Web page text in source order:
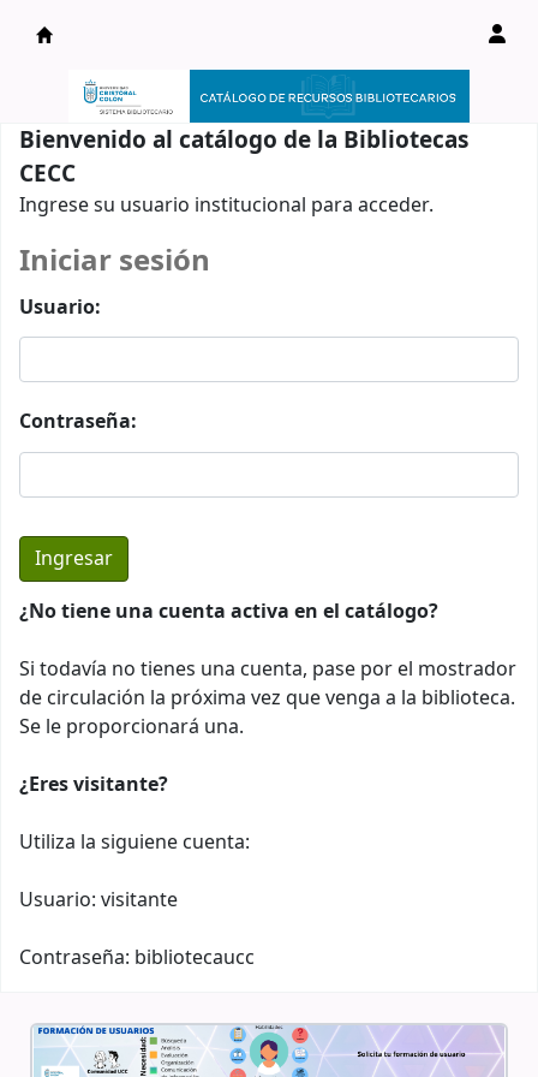
Catálogo en línea
Bienvenido al catálogo de la Bibliotecas
CECC
Ingrese su usuario institucional para acceder.
Iniciar sesión
Usuario:
Contraseña:
¿No tiene una cuenta activa en el catálogo?
Si todavía no tienes una cuenta, pase por el mostrador
de circulación la próxima vez que venga a la biblioteca.
Se le proporcionará una.
¿Eres visitante?
Utiliza la siguiene cuenta:
Usuario: visitante
Contraseña: bibliotecaucc